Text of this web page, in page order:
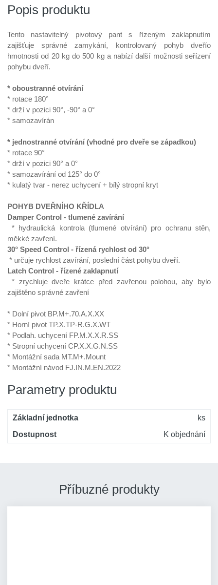
Popis produktu
Tento nastavitelný pivotový pant s řízeným zaklapnutím
zajišťuje správné zamykání, kontrolovaný pohyb dveřío
hmotnosti od 20 kg do 500 kg a nabízí další možnosti seřízení
pohybu dveří.
* oboustranné otvírání
* rotace 180°
* drží v pozici 90°, -90° a 0°
* samozavírán
* jednostranné otvírání(vhodné pro dveře se západkou)
* rotace 90°
* drží v pozici 90° a 0°
* samozavírání od 125° do 0°
* kulatý tvar - nerez uchycení + bílý stropní kryt
POHYB DVEŘNÍHO KŘÍDLA
Damper Control - tlumené zavírání
* hydraulická kontrola (tlumené otvírání) pro ochranu stěn,
měkké zavření.
30° Speed Control - řízená rychlost od 30°
* určuje rychlost zavírání, poslední část pohybu dveří.
Latch Control - řízené zaklapnutí
* zrychluje dveře krátce před zavřenou polohou, aby bylo
zajištěno správné zavření
* Dolní pivot BP.M+.70.A.X.XX
* Horní pivot TP.X.TP-R.G.X.WT
* Podlah. uchycení FP.M.X.X.R.SS
* Stropní uchycení CP.X.X.G.N.SS
* Montážní sada MT.M+.Mount
* Montážní návod FJ.IN.M.EN.2022
Parametry produktu
Základní jednotka
ks
Dostupnost
K objednání
Příbuzné produkty